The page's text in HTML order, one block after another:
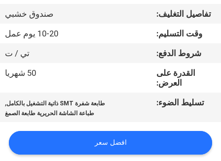
مراقبة
الجودة
اتصل
SHOPPING
تفاصيل التغليف:
صندوق خشبي
وقت التسليم:
10-20 يوم عمل
شروط الدفع:
تي / ت
القدرة على
العرض:
50 شهريا
تسليط الضوء: طابعة شفرة SMT ذاتية التشغيل بالكامل ,
طباعة الشاشة الحريرية طابعة الصمغ
افضل سعر